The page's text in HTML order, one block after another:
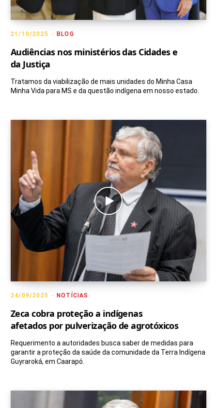
BLOG
21/10/2025
Audiências nos ministérios das Cidades e
da Justiça
Tratamos da viabilização de mais unidades do Minha Casa
Minha Vida para MS e da questão indígena em nosso estado.
NOTÍCIAS
24/09/2025
Zeca cobra proteção a indígenas
afetados por pulverização de agrotóxicos
Requerimento a autoridades busca saber de medidas para
garantir a proteção da saúde da comunidade da Terra Indígena
Guyraroká, em Caarapó.